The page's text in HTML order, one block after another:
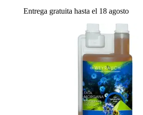
Entrega gratuita hasta el 18 agosto